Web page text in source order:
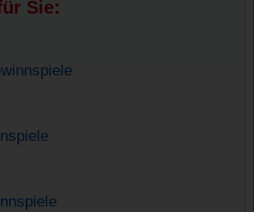
Sie: